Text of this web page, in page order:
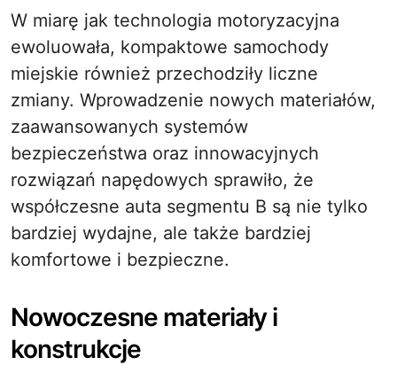
W miarę jak technologia motoryzacyjna
ewoluowała, kompaktowe samochody
miejskie również przechodziły liczne
zmiany. Wprowadzenie nowych materiałów,
zaawansowanych systemów
bezpieczeństwa oraz innowacyjnych
rozwiązań napędowych sprawiło, że
współczesne auta segmentu B są nie tylko
bardziej wydajne, ale także bardziej
komfortowe i bezpieczne.
Nowoczesne materiały i
konstrukcje